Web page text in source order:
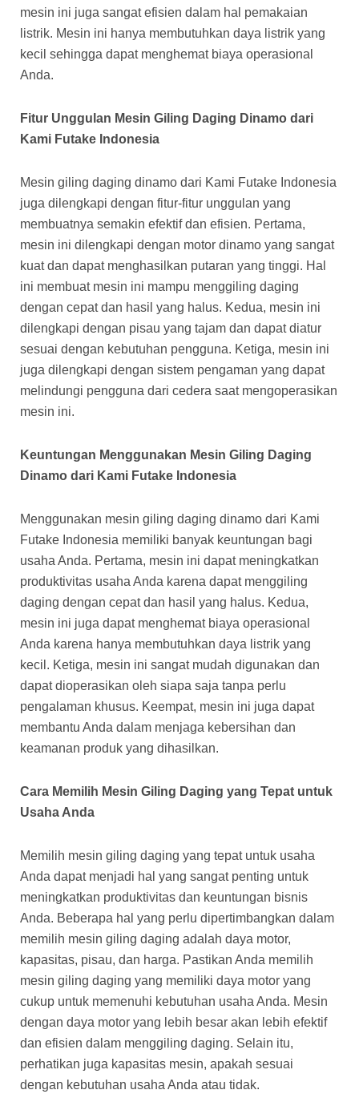
mesin ini juga sangat efisien dalam hal pemakaian
listrik. Mesin ini hanya membutuhkan daya listrik yang
kecil sehingga dapat menghemat biaya operasional
Anda.
Fitur Unggulan Mesin Giling Daging Dinamo dari
Kami Futake Indonesia
Mesin giling daging dinamo dari Kami Futake Indonesia
juga dilengkapi dengan fitur-fitur unggulan yang
membuatnya semakin efektif dan efisien. Pertama,
mesin ini dilengkapi dengan motor dinamo yang sangat
kuat dan dapat menghasilkan putaran yang tinggi. Hal
ini membuat mesin ini mampu menggiling daging
dengan cepat dan hasil yang halus. Kedua, mesin ini
dilengkapi dengan pisau yang tajam dan dapat diatur
sesuai dengan kebutuhan pengguna. Ketiga, mesin ini
juga dilengkapi dengan sistem pengaman yang dapat
melindungi pengguna dari cedera saat mengoperasikan
mesin ini.
Keuntungan Menggunakan Mesin Giling Daging
Dinamo dari Kami Futake Indonesia
Menggunakan mesin giling daging dinamo dari Kami
Futake Indonesia memiliki banyak keuntungan bagi
usaha Anda. Pertama, mesin ini dapat meningkatkan
produktivitas usaha Anda karena dapat menggiling
daging dengan cepat dan hasil yang halus. Kedua,
mesin ini juga dapat menghemat biaya operasional
Anda karena hanya membutuhkan daya listrik yang
kecil. Ketiga, mesin ini sangat mudah digunakan dan
dapat dioperasikan oleh siapa saja tanpa perlu
pengalaman khusus. Keempat, mesin ini juga dapat
membantu Anda dalam menjaga kebersihan dan
keamanan produk yang dihasilkan.
Cara Memilih Mesin Giling Daging yang Tepat untuk
Usaha Anda
Memilih mesin giling daging yang tepat untuk usaha
Anda dapat menjadi hal yang sangat penting untuk
meningkatkan produktivitas dan keuntungan bisnis
Anda. Beberapa hal yang perlu dipertimbangkan dalam
memilih mesin giling daging adalah daya motor,
kapasitas, pisau, dan harga. Pastikan Anda memilih
mesin giling daging yang memiliki daya motor yang
cukup untuk memenuhi kebutuhan usaha Anda. Mesin
dengan daya motor yang lebih besar akan lebih efektif
dan efisien dalam menggiling daging. Selain itu,
perhatikan juga kapasitas mesin, apakah sesuai
dengan kebutuhan usaha Anda atau tidak.